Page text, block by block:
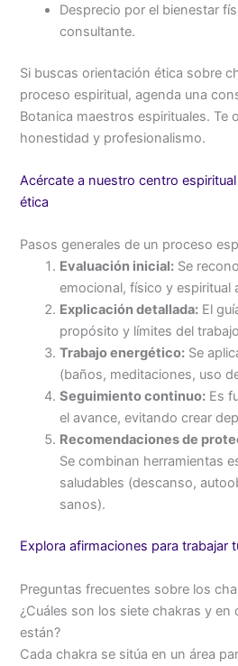
Desprecio por el bienestar
consultante.
Si buscas orientación ética sobre
proceso espiritual, agenda una
Botanica maestros espirituales. Te
honestidad y profesionalismo.
Acércate a nuestro centro
ética
Pasos generales de un proceso
Evaluación inicial: Se
emocional, físico y espiritual
Explicación detallada: El
propósito y límites del
Trabajo energético: Se
(baños, meditaciones, uso
Seguimiento continuo: Es
el avance, evitando crear
Recomendaciones de
Se combinan herramientas
saludables (descanso,
sanos).
Explora afirmaciones para trabajar
Preguntas frecuentes sobre los
¿Cuáles son los siete chakras y en
están?
Cada chakra se sitúa en un área